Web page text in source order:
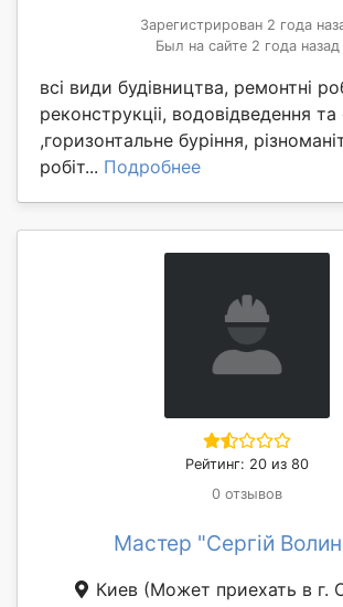
Зарегистрирован 2 года
Был на сайте 2 года назад
всі види будівництва, ремонтні
реконструкціі, водовідведення
,горизонтальне буріння,
робіт... Подробнее
Рейтинг: 20 из 80
0 отзывов
Мастер "Сергій
Киев (Может приехать в г.